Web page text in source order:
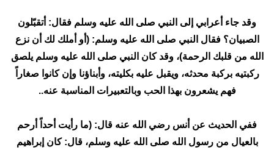
وقد جاء أعرابي إلى النبي صلى الله عليه وسلم فقال: أتقبّلون
الصبيان؟ فقال النبي صلى الله عليه وسلم: (أو أملك لك أن نزع
الله من قلبك الرحمة)، وقد كان النبي صلى الله عليه وسلم يلصق
ركبتيه بركبة محدثه، ويقبل عليه بكليته، وأبناؤنا وإن كانوا صغاراً
فهم يشعرون بهذا الحب وبالتعبيرات المناسبة عنه..
ففي الحديث عن أنس رضي الله عنه قال: (ما رأيت أحداً أرحم
بالعيال من رسول الله صلى الله عليه وسلم، قال: كان إبراهيم